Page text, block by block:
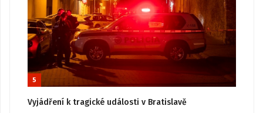
5
Vyjádření k tragické události v Bratislavě